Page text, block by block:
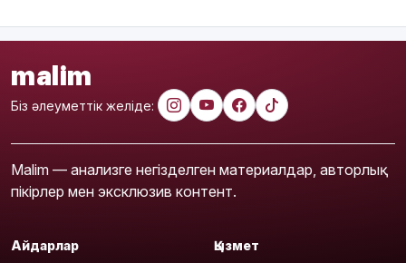
malim
Біз әлеуметтік желіде:
Malim — анализге негізделген материалдар, авторлық
пікірлер мен эксклюзив контент.
Айдарлар Қызмет